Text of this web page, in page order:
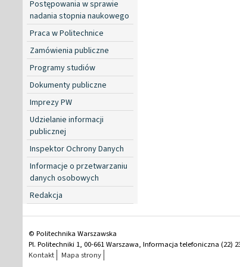
Postępowania w sprawie
nadania stopnia naukowego
Praca w Politechnice
Zamówienia publiczne
Programy studiów
Dokumenty publiczne
Imprezy PW
Udzielanie informacji
publicznej
Inspektor Ochrony Danych
Informacje o przetwarzaniu
danych osobowych
Redakcja
© Politechnika Warszawska
Pl. Politechniki 1, 00-661 Warszawa, Informacja telefoniczna (22)
Kontakt
Mapa strony